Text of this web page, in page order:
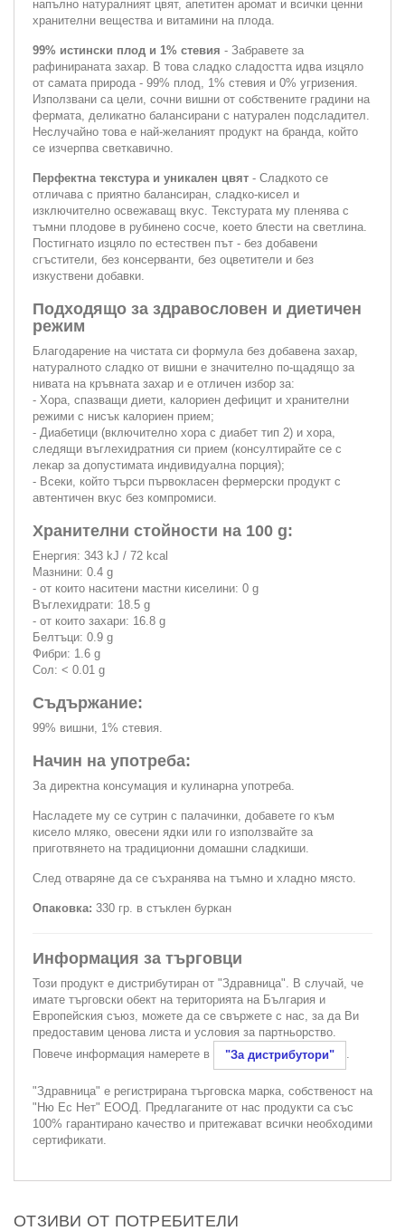
напълно натуралният цвят, апетитен аромат и всички ценни
хранителни вещества и витамини на плода.
99% истински плод и 1% стевия - Забравете за
рафинираната захар. В това сладко сладостта идва изцяло
от самата природа - 99% плод, 1% стевия и 0% угризения.
Използвани са цели, сочни вишни от собствените градини на
фермата, деликатно балансирани с натурален подсладител.
Неслучайно това е най-желаният продукт на бранда, който
се изчерпва светкавично.
Перфектна текстура и уникален цвят - Сладкото се
отличава с приятно балансиран, сладко-кисел и
изключително освежаващ вкус. Текстурата му пленява с
тъмни плодове в рубинено сосче, което блести на светлина.
Постигнато изцяло по естествен път - без добавени
сгъстители, без консерванти, без оцветители и без
изкуствени добавки.
Подходящо за здравословен и диетичен
режим
Благодарение на чистата си формула без добавена захар,
натуралното сладко от вишни е значително по-щадящо за
нивата на кръвната захар и е отличен избор за:
- Хора, спазващи диети, калориен дефицит и хранителни
режими с нисък калориен прием;
- Диабетици (включително хора с диабет тип 2) и хора,
следящи въглехидратния си прием (консултирайте се с
лекар за допустимата индивидуална порция);
- Всеки, който търси първокласен фермерски продукт с
автентичен вкус без компромиси.
Хранителни стойности на 100 g:
Енергия: 343 kJ / 72 kcal
Мазнини: 0.4 g
- от които наситени мастни киселини: 0 g
Въглехидрати: 18.5 g
- от които захари: 16.8 g
Белтъци: 0.9 g
Фибри: 1.6 g
Сол: < 0.01 g
Съдържание:
99% вишни, 1% стевия.
Начин на употреба:
За директна консумация и кулинарна употреба.
Насладете му се сутрин с палачинки, добавете го към
кисело мляко, овесени ядки или го използвайте за
приготвянето на традиционни домашни сладкиши.
След отваряне да се съхранява на тъмно и хладно място.
Опаковка: 330 гр. в стъклен буркан
Информация за търговци
Този продукт е дистрибутиран от "Здравница". В случай, че
имате търговски обект на територията на България и
Европейския съюз, можете да се свържете с нас, за да Ви
предоставим ценова листа и условия за партньорство.
Повече информация намерете в
"За дистрибутори" .
"Здравница" е регистрирана търговска марка, собственост на
"Ню Ес Нет" ЕООД. Предлаганите от нас продукти са със
100% гарантирано качество и притежават всички необходими
сертификати.
ОТЗИВИ ОТ ПОТРЕБИТЕЛИ